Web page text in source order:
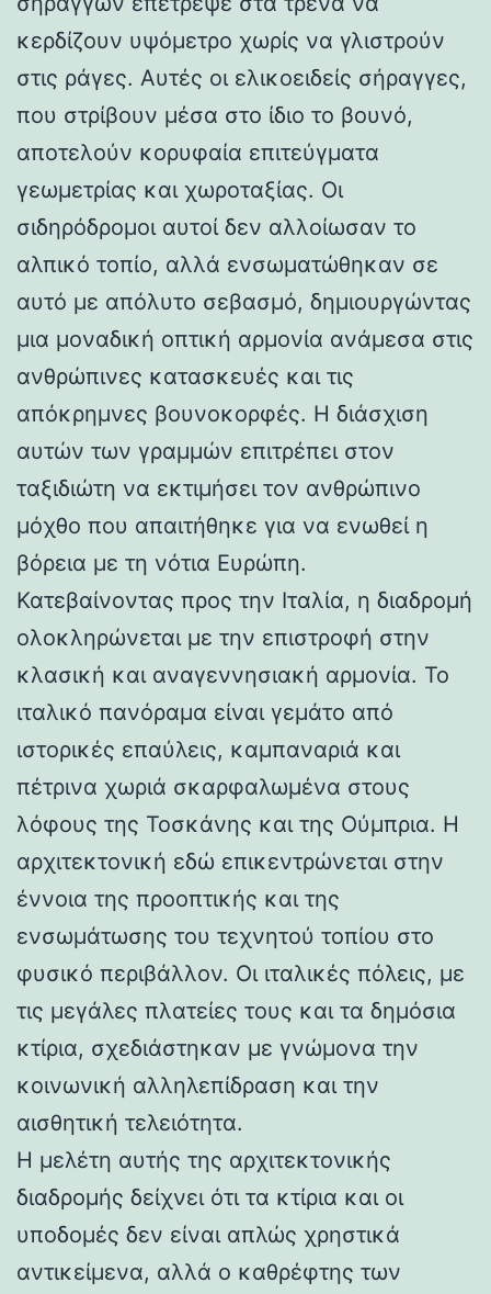
κερδίζουν υψόμετρο χωρίς να γλιστρούν
στις ράγες. Αυτές οι ελικοειδείς σήραγγες,
που στρίβουν μέσα στο ίδιο το βουνό,
αποτελούν κορυφαία επιτεύγματα
γεωμετρίας και χωροταξίας. Οι
σιδηρόδρομοι αυτοί δεν αλλοίωσαν το
αλπικό τοπίο, αλλά ενσωματώθηκαν σε
αυτό με απόλυτο σεβασμό, δημιουργώντας
μια μοναδική οπτική αρμονία ανάμεσα στις
ανθρώπινες κατασκευές και τις
απόκρημνες βουνοκορφές. Η διάσχιση
αυτών των γραμμών επιτρέπει στον
ταξιδιώτη να εκτιμήσει τον ανθρώπινο
μόχθο που απαιτήθηκε για να ενωθεί η
βόρεια με τη νότια Ευρώπη.
Κατεβαίνοντας προς την Ιταλία, η διαδρομή
ολοκληρώνεται με την επιστροφή στην
κλασική και αναγεννησιακή αρμονία. Το
ιταλικό πανόραμα είναι γεμάτο από
ιστορικές επαύλεις, καμπαναριά και
πέτρινα χωριά σκαρφαλωμένα στους
λόφους της Τοσκάνης και της Ούμπρια. Η
αρχιτεκτονική εδώ επικεντρώνεται στην
έννοια της προοπτικής και της
ενσωμάτωσης του τεχνητού τοπίου στο
φυσικό περιβάλλον. Οι ιταλικές πόλεις, με
τις μεγάλες πλατείες τους και τα δημόσια
κτίρια, σχεδιάστηκαν με γνώμονα την
κοινωνική αλληλεπίδραση και την
αισθητική τελειότητα.
Η μελέτη αυτής της αρχιτεκτονικής
διαδρομής δείχνει ότι τα κτίρια και οι
υποδομές δεν είναι απλώς χρηστικά
αντικείμενα, αλλά ο καθρέφτης των